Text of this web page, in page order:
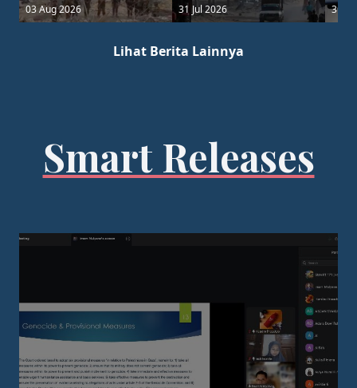
03 Aug 2026 31 Jul 2026 30
Lihat Berita Lainnya
Smart Releases